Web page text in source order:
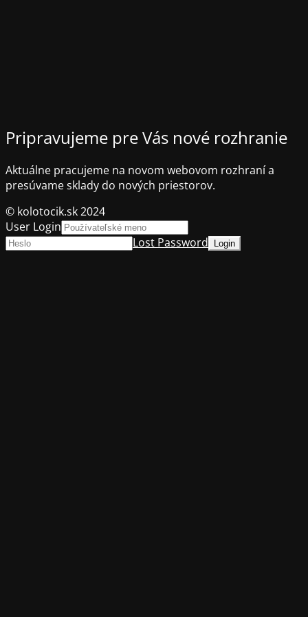
Pripravujeme pre Vás nové rozhranie
Aktuálne pracujeme na novom webovom rozhraní a
presúvame sklady do nových priestorov.
© kolotocik.sk 2024
User Login
Lost Password